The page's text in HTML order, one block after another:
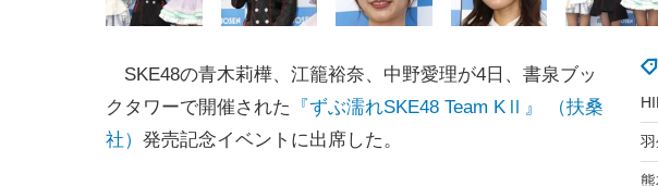
SKE48の青木莉樺、江籠裕奈、中野愛理が4日、書泉ブッ
クタワーで開催された
『ずぶ濡れSKE48 Team KⅡ』 （扶桑
社） 発売記念イベントに出席した。